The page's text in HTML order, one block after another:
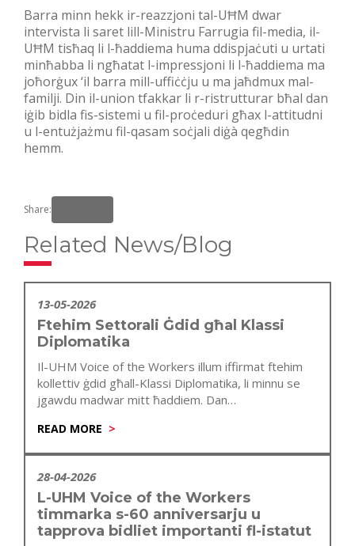
Barra minn hekk ir-reazzjoni tal-UĦM dwar
intervista li saret lill-Ministru Farrugia fil-media, il-
UĦM tisħaq li l-ħaddiema huma ddispjaċuti u urtati
minħabba li ngħatat l-impressjoni li l-ħaddiema ma
joħorġux ‘il barra mill-uffiċċju u ma jaħdmux mal-
familji. Din il-union tfakkar li r-ristrutturar bħal dan
iġib bidla fis-sistemi u fil-proċeduri għax l-attitudni
u l-entużjażmu fil-qasam soċjali diġà qegħdin
hemm.
Share:
Related News/Blog
13-05-2026
Ftehim Settorali Ġdid għal Klassi
Diplomatika
Il-UHM Voice of the Workers illum iffirmat ftehim
kollettiv ġdid għall-Klassi Diplomatika, li minnu se
jgawdu madwar mitt ħaddiem. Dan…
READ MORE
28-04-2026
L-UHM Voice of the Workers
timmarka s-60 anniversarju u
tapprova bidliet importanti fl-istatut